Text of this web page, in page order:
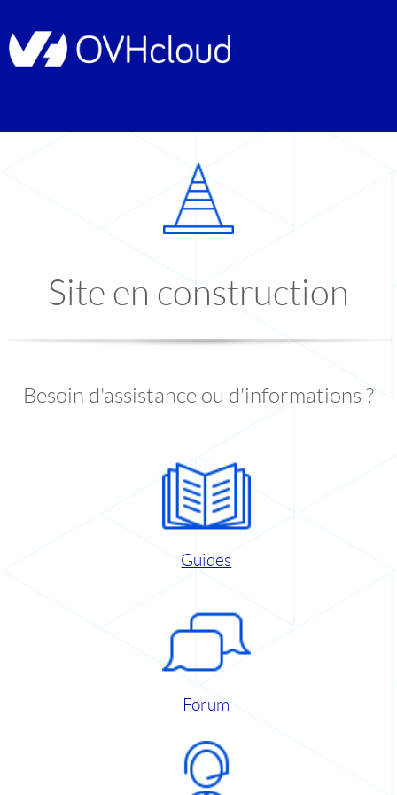
Site en construction
Besoin d'assistance ou d'informations ?
Guides
Forum